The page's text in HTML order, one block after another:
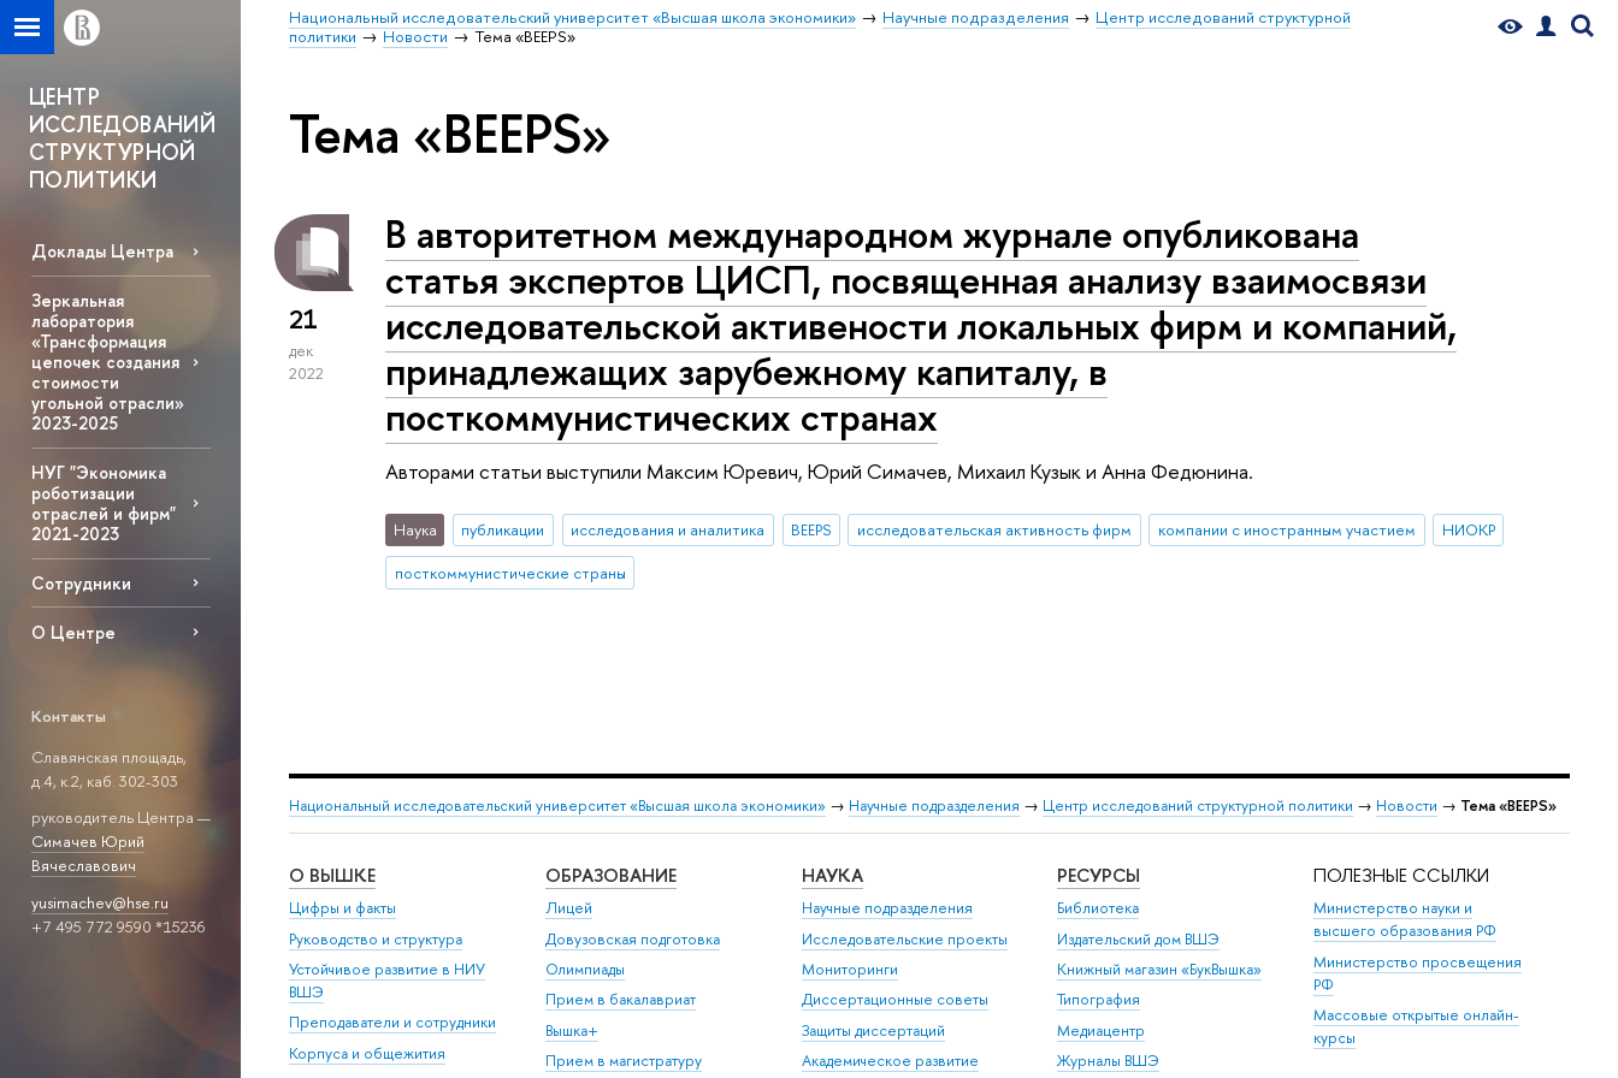
Национальный исследовательский университет «Высшая школа экономики» Научные подразделения
Центр исследований структурной
политики
Новости Тема «BEEPS»
ЦЕНТР
ИССЛЕДОВАНИЙ
СТРУКТУРНОЙ
ПОЛИТИКИ
Доклады Центра
Зеркальная
лаборатория
«Трансформация
цепочек создания
стоимости
угольной отрасли»
2023-2025
НУГ "Экономика
роботизации
отраслей и фирм"
2021-2023
Сотрудники
О Центре
Контакты
Славянская площадь,
д.4, к.2, каб. 302-303
руководитель Центра —
Симачев Юрий
Вячеславович
yusimachev@hse.ru
+7 495 772 9590 *15236
Тема «BEEPS»
21
дек
2022
В авторитетном международном журнале опубликована
статья экспертов ЦИСП, посвященная анализу взаимосвязи
исследовательской активености локальных фирм и компаний,
принадлежащих зарубежному капиталу, в
посткоммунистических странах
Авторами статьи выступили Максим Юревич, Юрий Симачев, Михаил Кузык и Анна Федюнина.
Наука публикации исследования и аналитика BEEPS исследовательская активность фирм компании с иностранным участием
НИОКР
посткоммунистические страны
Национальный исследовательский университет «Высшая школа экономики» → Научные подразделения → Центр исследований структурной политики → Новости → Тема «BEEPS»
О ВЫШКЕ
Цифры и факты
Руководство и структура
Устойчивое развитие в НИУ
ВШЭ
Преподаватели и сотрудники
Корпуса и общежития
ОБРАЗОВАНИЕ
Лицей
Довузовская подготовка
Олимпиады
Прием в бакалавриат
Вышка+
Прием в магистратуру
НАУКА
Научные подразделения
Исследовательские проекты
Мониторинги
Диссертационные советы
Защиты диссертаций
Академическое развитие
РЕСУРСЫ
Библиотека
Издательский дом ВШЭ
Книжный магазин «БукВышка»
Типография
Медиацентр
Журналы ВШЭ
ПОЛЕЗНЫЕ ССЫЛКИ
Министерство науки и
высшего образования РФ
Министерство просвещения
РФ
Массовые открытые онлайн-
курсы